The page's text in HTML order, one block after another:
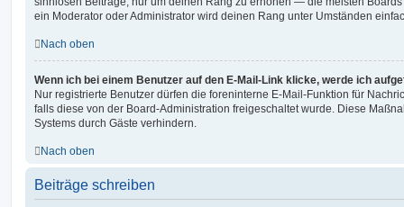
ein Moderator oder Administrator wird deinen Rang unter Umständen
Nach oben
Wenn ich bei einem Benutzer auf den E-Mail-Link klicke, werde ich
Nur registrierte Benutzer dürfen die foreninterne E-Mail-Funktion für
falls diese von der Board-Administration freigeschaltet wurde. Diese
Systems durch Gäste verhindern.
Nach oben
Beiträge schreiben